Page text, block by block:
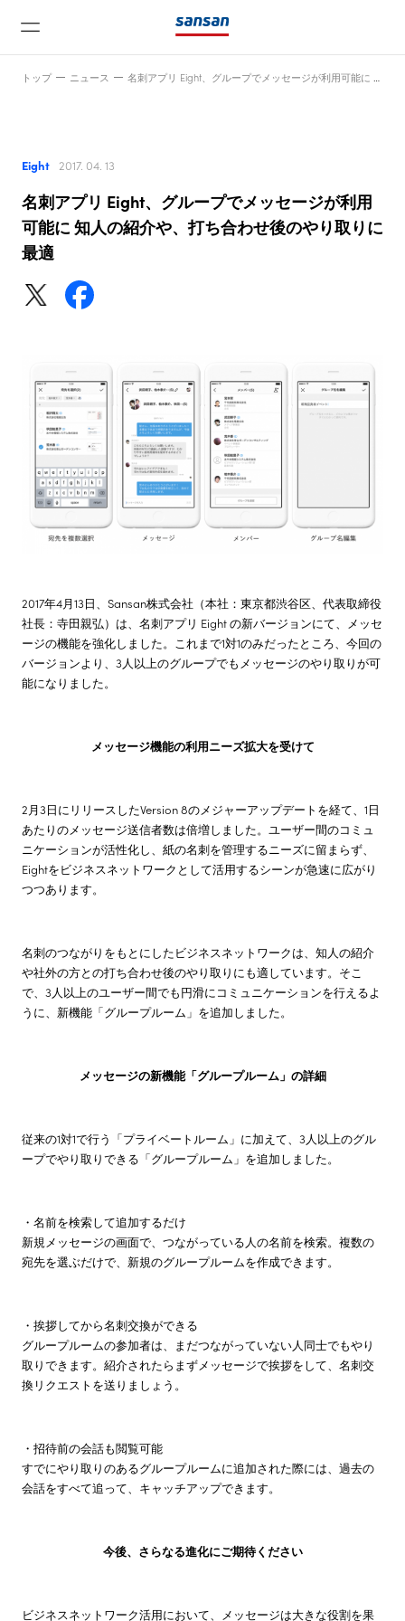
ニュース
サービス
会社情報
株主・投資家情報
サステナビリティ
トップ ニュース
Eight 2017. 04. 13
名刺アプリ Eight、グループでメッセージが利用
可能に 知人の紹介や、打ち合わせ後のやり取りに
最適
2017年4月13日、Sansan株式会社（本社：東京都渋谷区、代表取締役
社長：寺田親弘）は、名刺アプリ Eight の新バージョンにて、メッセ
ージの機能を強化しました。これまで1対1のみだったところ、今回の
バージョンより、3人以上のグループでもメッセージのやり取りが可
能になりました。
メッセージ機能の利用ニーズ拡大を受けて
2月3日にリリースしたVersion 8のメジャーアップデートを経て、1日
あたりのメッセージ送信者数は倍増しました。ユーザー間のコミュ
ニケーションが活性化し、紙の名刺を管理するニーズに留まらず、
Eightをビジネスネットワークとして活用するシーンが急速に広がり
つつあります。
名刺のつながりをもとにしたビジネスネットワークは、知人の紹介
や社外の方との打ち合わせ後のやり取りにも適しています。そこ
で、3人以上のユーザー間でも円滑にコミュニケーションを行えるよ
うに、新機能「グループルーム」を追加しました。
メッセージの新機能「グループルーム」の詳細
従来の1対1で行う「プライベートルーム」に加えて、3人以上のグル
ープでやり取りできる「グループルーム」を追加しました。
・名前を検索して追加するだけ
新規メッセージの画面で、つながっている人の名前を検索。複数の
宛先を選ぶだけで、新規のグループルームを作成できます。
・挨拶してから名刺交換ができる
グループルームの参加者は、まだつながっていない人同士でもやり
取りできます。紹介されたらまずメッセージで挨拶をして、名刺交
換リクエストを送りましょう。
・招待前の会話も閲覧可能
すでにやり取りのあるグループルームに追加された際には、過去の
会話をすべて追って、キャッチアップできます。
今後、さらなる進化にご期待ください
ビジネスネットワーク活用において、メッセージは大きな役割を果